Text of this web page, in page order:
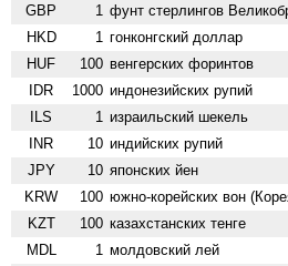
GBP 1 фунт стерлингов
HKD 1 гонконгский доллар
HUF 100 венгерских форинтов
IDR 1000 индонезийских рупий
ILS 1 израильский шекель
INR 10 индийских рупий
JPY 10 японских йен
KRW 100 южно-корейских вон
KZT 100 казахстанских тенге
MDL 1 молдовский лей